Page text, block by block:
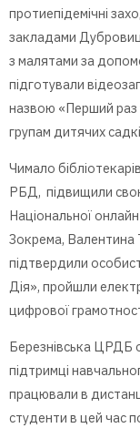
протиепідемічні
закладами
з малятами за
підготували
назвою «Перший раз
групам дитячих
Чимало
РБД, підвищили
Національної
Зокрема, Валентина
підтвердили
Дія», пройшли
цифрової
Березнівська ЦРДБ
підтримці
працювали в
студенти в цей час